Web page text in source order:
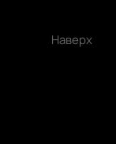
Наверх